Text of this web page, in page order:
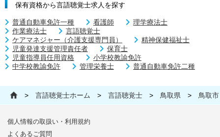
保有資格から言語聴覚士求人を探す
普通自動車免許一種 看護師
理学療法士
作業療法士
言語聴覚士
ケアマネジャー（介護支援専門員）
精神保健福祉士
児童発達支援管理責任者
保育士
児童指導員任用資格
小学校教諭免許
中学校教諭免許
管理栄養士 普通自動車免許二種
> 言語聴覚士ホーム > 言語聴覚士 > 鳥取県 > 鳥取市
個人情報の取扱い・利用規約
よくあるご質問